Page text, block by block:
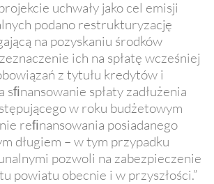
uchwały jako cel emisji
podano restrukturyzację
na pozyskaniu środków
ich na spłatę wcześniej
z tytułu kredytów i
sﬁnansowanie spłaty zadłużenia
w roku budżetowym
reﬁnansowania posiadanego
długiem – w tym przypadku
pozwoli na zabezpieczenie
powiatu obecnie i w przyszłości.”